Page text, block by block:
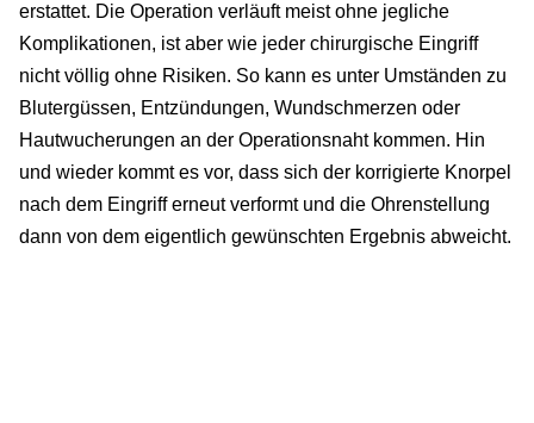
erstattet. Die Operation verläuft meist ohne jegliche
Komplikationen, ist aber wie jeder chirurgische Eingriff
nicht völlig ohne Risiken. So kann es unter Umständen zu
Blutergüssen, Entzündungen, Wundschmerzen oder
Hautwucherungen an der Operationsnaht kommen. Hin
und wieder kommt es vor, dass sich der korrigierte Knorpel
nach dem Eingriff erneut verformt und die Ohrenstellung
dann von dem eigentlich gewünschten Ergebnis abweicht.